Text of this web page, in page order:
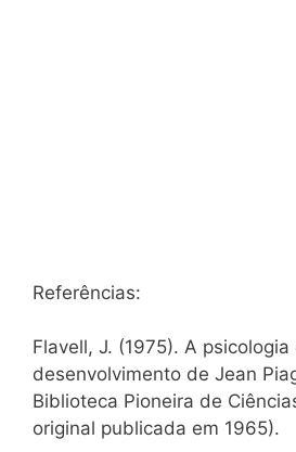
Referências:
Flavell, J. (1975). A psicologia
desenvolvimento de Jean
Biblioteca Pioneira de
original publicada em 1965).